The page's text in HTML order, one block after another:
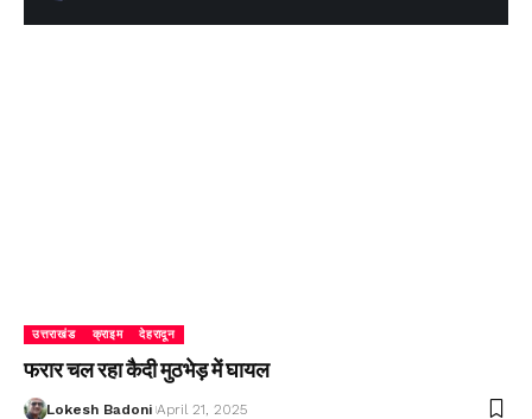
उत्तराखंड क्राइम देहरादून
फरार चल रहा कैदी मुठभेड़ में घायल
Lokesh Badoni April 21, 2025